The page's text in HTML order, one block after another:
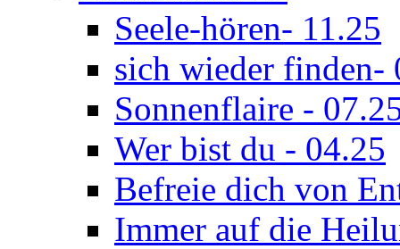
Seele-hören- 11.25
sich wieder finden-
Sonnenflaire -
Wer bist du - 04.25
Befreie dich von
Immer auf die